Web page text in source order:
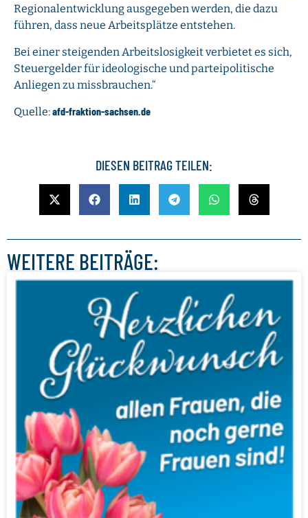
Regionalentwicklung ausgegeben werden, die dazu
führen, dass neue Arbeitsplätze entstehen.
Bei einer steigenden Arbeitslosigkeit verbietet es sich,
Steuergelder für ideologische und parteipolitische
Anliegen zu missbrauchen.“
Quelle:afd-fraktion-sachsen.de
DIESEN BEITRAG TEILEN:
WEITERE BEITRÄGE: